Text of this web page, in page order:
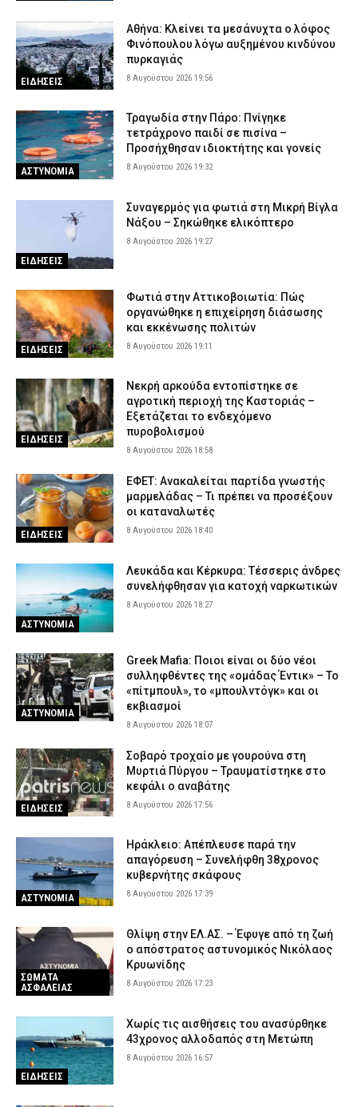
ΑΣΤΥΝΟΜΙΑ 8 Αυγούστου 2026 12:46
Θεσσαλονίκη: Συνελήφθη 53χρονος που οδηγούσε μεθυσμένος
ΑΣΤΥΝΟΜΙΑ 8 Αυγούστου 2026 12:33
Κρήτη: Τι λέει η ΕΛ.ΑΣ. για την υπόθεση του τουρίστα – «Ζήτησε
να συνευρεθεί με εργαζόμενη και όχι με ανήλικη»
ΑΣΤΥΝΟΜΙΑ 8 Αυγούστου 2026 12:20
Χαλκιδική: Οκτάχρονος χτύπησε το κεφάλι του σε πέτρα μετά
8 Αυγούστου 2026 12:08
ΕΙΔΗΣΕΙΣ
Αθήνα: Κλείνει τα μεσάνυχτα ο λόφος
Φινόπουλου λόγω αυξημένου κινδύνου
πυρκαγιάς
8 Αυγούστου 2026 19:56
ΑΣΤΥΝΟΜΙΑ
Τραγωδία στην Πάρο: Πνίγηκε
τετράχρονο παιδί σε πισίνα –
Προσήχθησαν ιδιοκτήτης και γονείς
8 Αυγούστου 2026 19:32
ΕΙΔΗΣΕΙΣ
Συναγερμός για φωτιά στη Μικρή Βίγλα
Νάξου – Σηκώθηκε ελικόπτερο
8 Αυγούστου 2026 19:27
ΕΙΔΗΣΕΙΣ
Φωτιά στην Αττικοβοιωτία: Πώς
οργανώθηκε η επιχείρηση διάσωσης
και εκκένωσης πολιτών
8 Αυγούστου 2026 19:11
ΕΙΔΗΣΕΙΣ
Νεκρή αρκούδα εντοπίστηκε σε
αγροτική περιοχή της Καστοριάς –
Εξετάζεται το ενδεχόμενο
πυροβολισμού
8 Αυγούστου 2026 18:58
ΕΙΔΗΣΕΙΣ
ΕΦΕΤ: Ανακαλείται παρτίδα γνωστής
μαρμελάδας – Τι πρέπει να προσέξουν
οι καταναλωτές
8 Αυγούστου 2026 18:40
ΑΣΤΥΝΟΜΙΑ
Λευκάδα και Κέρκυρα: Τέσσερις άνδρες
συνελήφθησαν για κατοχή ναρκωτικών
8 Αυγούστου 2026 18:27
ΑΣΤΥΝΟΜΙΑ
Greek Mafia: Ποιοι είναι οι δύο νέοι
συλληφθέντες της «ομάδας Έντικ» – Το
«πίτμπουλ», το «μπουλντόγκ» και οι
εκβιασμοί
8 Αυγούστου 2026 18:07
ΕΙΔΗΣΕΙΣ
Σοβαρό τροχαίο με γουρούνα στη
Μυρτιά Πύργου – Τραυματίστηκε στο
κεφάλι ο αναβάτης
8 Αυγούστου 2026 17:56
ΑΣΤΥΝΟΜΙΑ
Ηράκλειο: Απέπλευσε παρά την
απαγόρευση – Συνελήφθη 38χρονος
κυβερνήτης σκάφους
8 Αυγούστου 2026 17:39
ΣΩΜΑΤΑ
ΑΣΦΑΛΕΙΑΣ
Θλίψη στην ΕΛ.ΑΣ. – Έφυγε από τη ζωή
ο απόστρατος αστυνομικός Νικόλαος
Κρυωνίδης
8 Αυγούστου 2026 17:23
ΕΙΔΗΣΕΙΣ
Χωρίς τις αισθήσεις του ανασύρθηκε
43χρονος αλλοδαπός στη Μετώπη
8 Αυγούστου 2026 16:57